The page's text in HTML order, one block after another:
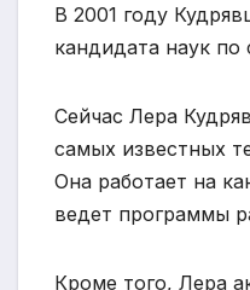
В 2001 году
кандидата наук по
Сейчас Лера
самых известных
Она работает на
ведет программы
Кроме того, Лера